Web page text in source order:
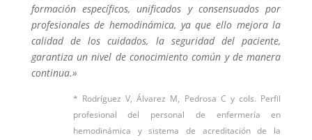
formación específicos, unificados y consensuados por
profesionales de hemodinámica, ya que ello mejora la
calidad de los cuidados, la seguridad del paciente,
garantiza un nivel de conocimiento común y de manera
continua.»
* Rodríguez V, Álvarez M, Pedrosa C y cols. Perfil
profesional del personal de enfermería en
hemodinámica y sistema de acreditación de la